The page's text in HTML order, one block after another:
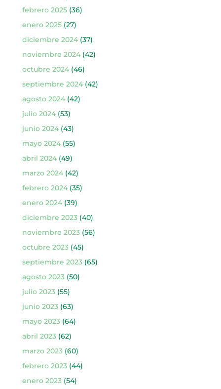
febrero 2025(36)
enero 2025(27)
diciembre 2024(37)
noviembre 2024(42)
octubre 2024(46)
septiembre 2024(42)
agosto 2024(42)
julio 2024(53)
junio 2024(43)
mayo 2024(55)
abril 2024(49)
marzo 2024(42)
febrero 2024(35)
enero 2024(39)
diciembre 2023(40)
noviembre 2023(56)
octubre 2023(45)
septiembre 2023(65)
agosto 2023(50)
julio 2023(55)
junio 2023(63)
mayo 2023(64)
abril 2023(62)
marzo 2023(60)
febrero 2023(44)
enero 2023(54)